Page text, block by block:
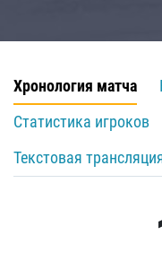
Хронология матча
Статистика игроков
Текстовая